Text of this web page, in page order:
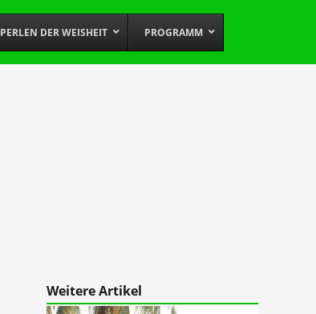
PERLEN DER WEISHEIT PROGRAMM
Weitere Artikel